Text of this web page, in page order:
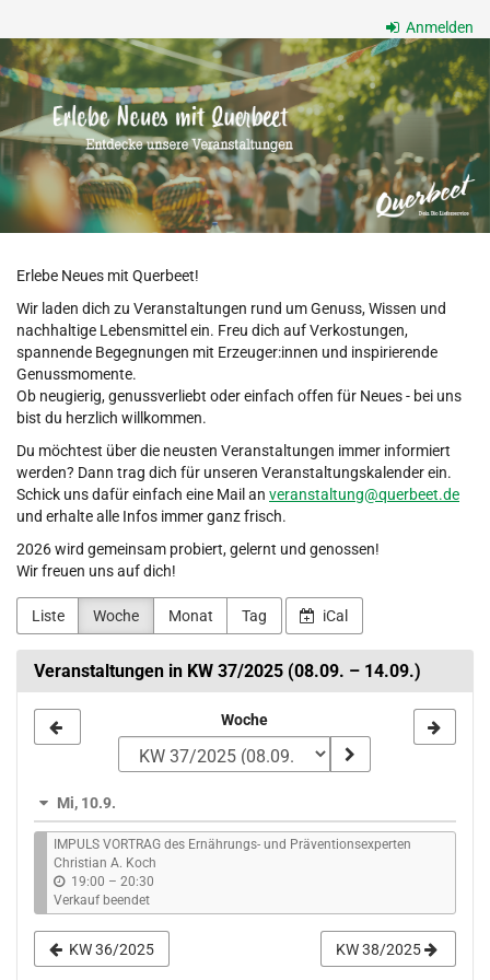
Haupt-
Inhalt
springen
Anmelden
Querbeet
Bio
Frischevermarktungs-
GmbH
Erlebe Neues mit Querbeet!
Wir laden dich zu Veranstaltungen rund um Genuss, Wissen und
nachhaltige Lebensmittel ein. Freu dich auf Verkostungen,
spannende Begegnungen mit Erzeuger:innen und inspirierende
Genussmomente.
Ob neugierig, genussverliebt oder einfach offen für Neues - bei uns
bist du herzlich willkommen.
Du möchtest über die neusten Veranstaltungen immer informiert
werden? Dann trag dich für unseren Veranstaltungskalender ein.
Schick uns dafür einfach eine Mail an veranstaltung@querbeet.de
und erhalte alle Infos immer ganz frisch.
2026 wird gemeinsam probiert, gelernt und genossen!
Wir freuen uns auf dich!
Liste Woche Monat Tag iCal
Veranstaltungen in KW 37/2025 (08.09. – 14.09.)
zur
auswählen
Woche
Mi, 10.9.
IMPULS VORTRAG des Ernährungs- und Präventionsexperten
Christian A. Koch
19:00 – b
i
s
20:30
Verkauf beendet
KW 36/2025 KW 38/2025